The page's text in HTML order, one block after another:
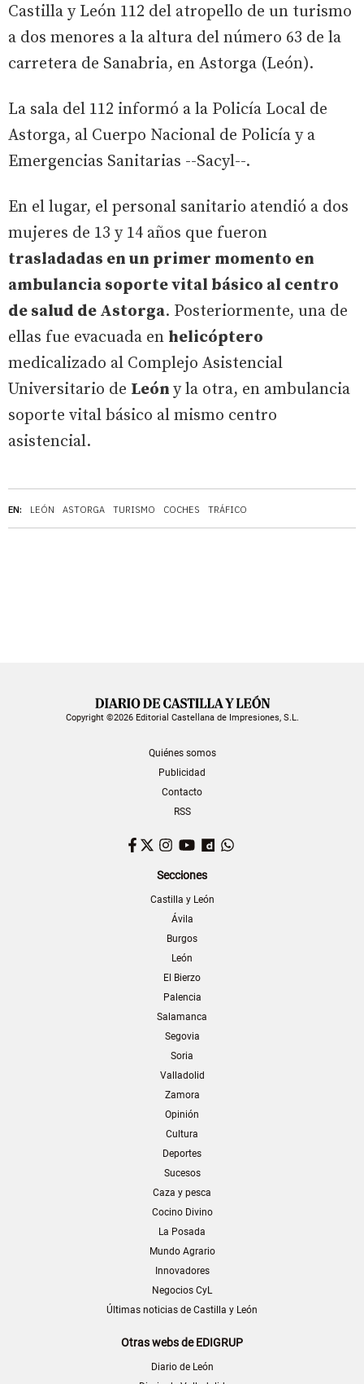
EN: LEÓN ASTORGA TURISMO COCHES TRÁFICO
Castilla y León 112 del atropello de un turismo
a dos menores a la altura del número 63 de la
carretera de Sanabria, en Astorga (León).
La sala del 112 informó a la Policía Local de
Astorga, al Cuerpo Nacional de Policía y a
Emergencias Sanitarias --Sacyl--.
En el lugar, el personal sanitario atendió a dos
mujeres de 13 y 14 años que fueron
trasladadas en un primer momento en
ambulancia soporte vital básico al centro
de salud de Astorga. Posteriormente, una de
ellas fue evacuada en helicóptero
medicalizado al Complejo Asistencial
Universitario de León y la otra, en ambulancia
soporte vital básico al mismo centro
asistencial.
Copyright ©2026 Editorial Castellana de Impresiones, S.L.
Quiénes somos
Publicidad
Contacto
RSS
Facebook
TwitterInstagram
YouTubeDailymotion
Secciones
Castilla y León
Ávila
Burgos
León
El Bierzo
Palencia
Salamanca
Segovia
Soria
Valladolid
Zamora
Opinión
Cultura
Deportes
Sucesos
Caza y pesca
Cocino Divino
La Posada
Mundo Agrario
Innovadores
Negocios CyL
Últimas noticias de Castilla y León
Otras webs de EDIGRUP
Diario de León